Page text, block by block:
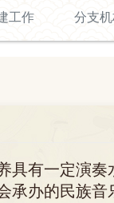
工作 分支
具有一定演
承办的民族